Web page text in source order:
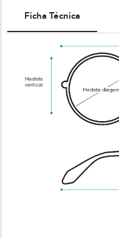
Ficha Técnica